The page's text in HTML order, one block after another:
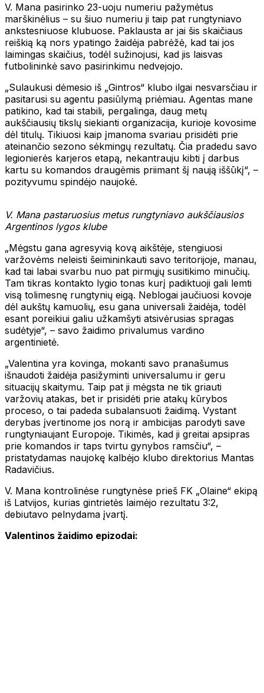
V. Mana pasirinko 23-uoju numeriu pažymėtus
marškinėlius – su šiuo numeriu ji taip pat rungtyniavo
ankstesniuose klubuose. Paklausta ar jai šis skaičiaus
reiškią ką nors ypatingo žaidėja pabrėžė, kad tai jos
laimingas skaičius, todėl sužinojusi, kad jis laisvas
futbolininkė savo pasirinkimu nedvejojo.
„Sulaukusi dėmesio iš „Gintros“ klubo ilgai nesvarsčiau ir
pasitarusi su agentu pasiūlymą priėmiau. Agentas mane
patikino, kad tai stabili, pergalinga, daug metų
aukščiausių tikslų siekianti organizacija, kurioje kovosime
dėl titulų. Tikiuosi kaip įmanoma svariau prisidėti prie
ateinančio sezono sėkmingų rezultatų. Čia pradedu savo
legionierės karjeros etapą, nekantrauju kibti į darbus
kartu su komandos draugėmis priimant šį naują iššūkį“, –
pozityvumu spindėjo naujokė.
V. Mana pastaruosius metus rungtyniavo aukščiausios
Argentinos lygos klube
„Mėgstu gana agresyvią kovą aikštėje, stengiuosi
varžovėms neleisti šeimininkauti savo teritorijoje, manau,
kad tai labai svarbu nuo pat pirmųjų susitikimo minučių.
Tam tikras kontakto lygio tonas kurį padiktuoji gali lemti
visą tolimesnę rungtynių eigą. Neblogai jaučiuosi kovoje
dėl aukštų kamuolių, esu gana universali žaidėja, todėl
esant poreikiui galiu užkamšyti atsivėrusias spragas
sudėtyje“, – savo žaidimo privalumus vardino
argentinietė.
„Valentina yra kovinga, mokanti savo pranašumus
išnaudoti žaidėja pasižyminti universalumu ir geru
situacijų skaitymu. Taip pat ji mėgsta ne tik griauti
varžovių atakas, bet ir prisidėti prie atakų kūrybos
proceso, o tai padeda subalansuoti žaidimą. Vystant
derybas įvertinome jos norą ir ambicijas parodyti save
rungtyniaujant Europoje. Tikimės, kad ji greitai apsipras
prie komandos ir taps tvirtu gynybos ramsčiu“, –
pristatydamas naujokę kalbėjo klubo direktorius Mantas
Radavičius.
V. Mana kontrolinėse rungtynėse prieš FK „Olaine“ ekipą
iš Latvijos, kurias gintrietės laimėjo rezultatu 3:2,
debiutavo pelnydama įvartį.
Valentinos žaidimo epizodai: